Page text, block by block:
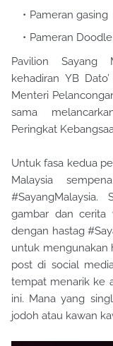
Pameran gasing
Pameran Doodle
Pavilion Sayang
kehadiran YB
Menteri
sama
Peringkat
Untuk fasa kedua
Malaysia
gambar dan cerita
dengan hastag
untuk mengunakan
post di social
tempat menarik ke
ini. Mana yang
jodoh atau kawan